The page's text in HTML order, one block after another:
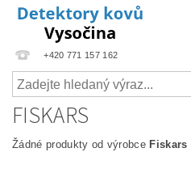
+420 771 157 162
FISKARS
Žádné produkty od výrobce Fiskars